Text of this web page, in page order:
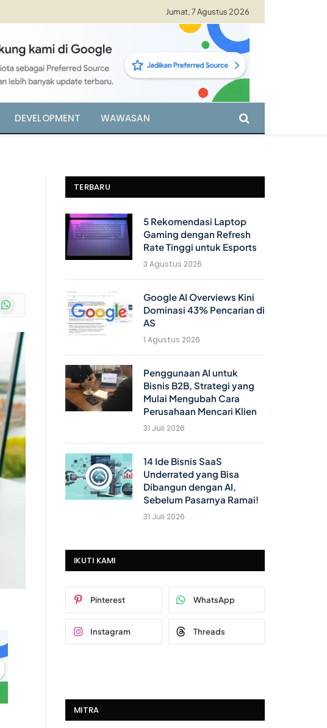
Jumat, 7 Agustus 2026
DEVELOPMENT WAWASAN
WhatsApp
TERBARU
5 Rekomendasi Laptop
Gaming dengan Refresh
Rate Tinggi untuk Esports
3 Agustus 2026
Google AI Overviews Kini
Dominasi 43% Pencarian di
AS
1 Agustus 2026
Penggunaan AI untuk
Bisnis B2B, Strategi yang
Mulai Mengubah Cara
Perusahaan Mencari Klien
31 Juli 2026
14 Ide Bisnis SaaS
Underrated yang Bisa
Dibangun dengan AI,
Sebelum Pasarnya Ramai!
31 Juli 2026
IKUTI KAMI
Pinterest WhatsApp
Instagram Threads
MITRA